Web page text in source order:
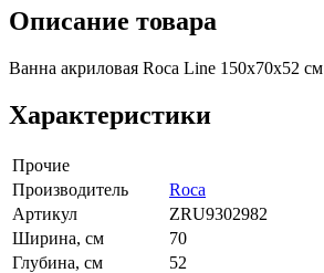
Описание товара
Ванна акриловая Roca Line 150x70x52 см
Характеристики
Прочие
Производитель
Roca
Артикул
ZRU9302982
Ширина, см
70
Глубина, см
52